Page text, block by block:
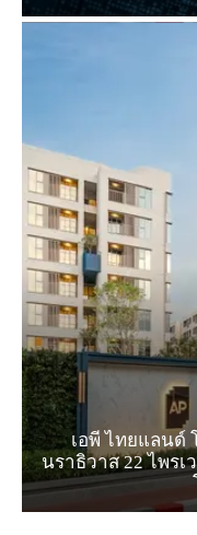
เอพี ไทยแลนด์
นราธิวาส 22 ไพรเ